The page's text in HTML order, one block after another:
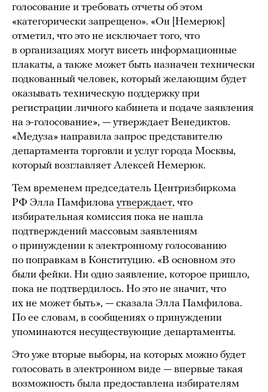
голосование и требовать отчеты об этом
«категорически запрещено». «Он [Немерюк]
отметил, что это не исключает того, что
в организациях могут висеть информационные
плакаты, а также может быть назначен технически
подкованный человек, который желающим будет
оказывать техническую поддержку при
регистрации личного кабинета и подаче заявления
на э-голосование», — утверждает Венедиктов.
«Медуза» направила запрос представителю
департамента торговли и услуг города Москвы,
который возглавляет Алексей Немерюк.
Тем временем председатель Центризбиркома
РФ Элла Памфилова утверждает, что
избирательная комиссия пока не нашла
подтверждений массовым заявлениям
о принуждении к электронному голосованию
по поправкам в Конституцию. «В основном это
были фейки. Ни одно заявление, которое пришло,
пока не подтвердилось. Но это не значит, что
их не может быть», — сказала Элла Памфилова.
По ее словам, в сообщениях о принуждении
упоминаются несуществующие департаменты.
Это уже вторые выборы, на которых можно будет
голосовать в электронном виде — впервые такая
возможность была предоставлена избирателям